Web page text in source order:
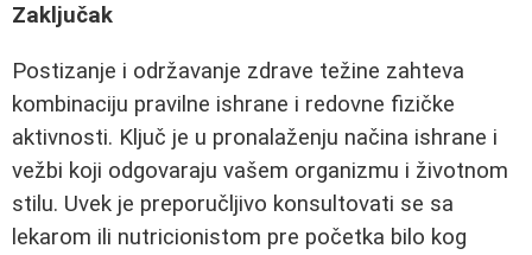
Zaključak
Postizanje i održavanje zdrave težine zahteva
kombinaciju pravilne ishrane i redovne fizičke
aktivnosti. Ključ je u pronalaženju načina ishrane i
vežbi koji odgovaraju vašem organizmu i životnom
stilu. Uvek je preporučljivo konsultovati se sa
lekarom ili nutricionistom pre početka bilo kog